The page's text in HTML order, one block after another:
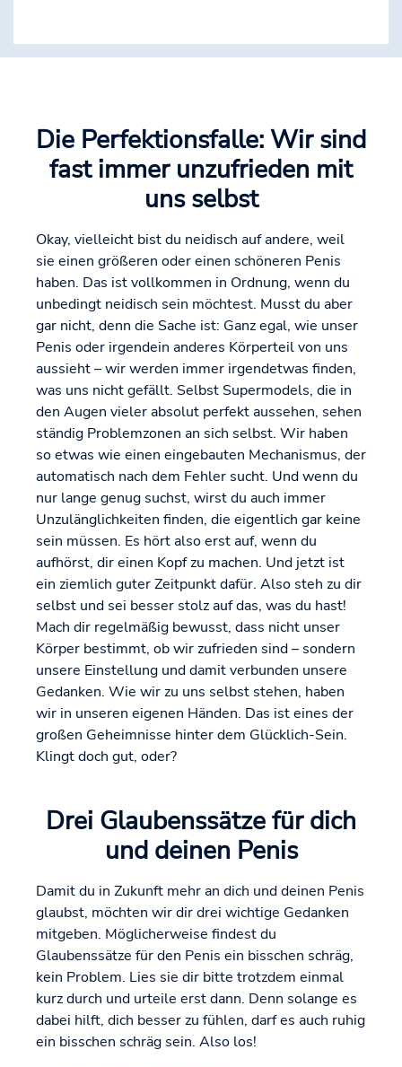
Die Perfektionsfalle: Wir sind
fast immer unzufrieden mit
uns selbst
Okay, vielleicht bist du neidisch auf andere, weil
sie einen größeren oder einen schöneren Penis
haben. Das ist vollkommen in Ordnung, wenn du
unbedingt neidisch sein möchtest. Musst du aber
gar nicht, denn die Sache ist: Ganz egal, wie unser
Penis oder irgendein anderes Körperteil von uns
aussieht – wir werden immer irgendetwas finden,
was uns nicht gefällt. Selbst Supermodels, die in
den Augen vieler absolut perfekt aussehen, sehen
ständig Problemzonen an sich selbst. Wir haben
so etwas wie einen eingebauten Mechanismus, der
automatisch nach dem Fehler sucht. Und wenn du
nur lange genug suchst, wirst du auch immer
Unzulänglichkeiten finden, die eigentlich gar keine
sein müssen. Es hört also erst auf, wenn du
aufhörst, dir einen Kopf zu machen. Und jetzt ist
ein ziemlich guter Zeitpunkt dafür. Also steh zu dir
selbst und sei besser stolz auf das, was du hast!
Mach dir regelmäßig bewusst, dass nicht unser
Körper bestimmt, ob wir zufrieden sind – sondern
unsere Einstellung und damit verbunden unsere
Gedanken. Wie wir zu uns selbst stehen, haben
wir in unseren eigenen Händen. Das ist eines der
großen Geheimnisse hinter dem Glücklich-Sein.
Klingt doch gut, oder?
Drei Glaubenssätze für dich
und deinen Penis
Damit du in Zukunft mehr an dich und deinen Penis
glaubst, möchten wir dir drei wichtige Gedanken
mitgeben. Möglicherweise findest du
Glaubenssätze für den Penis ein bisschen schräg,
kein Problem. Lies sie dir bitte trotzdem einmal
kurz durch und urteile erst dann. Denn solange es
dabei hilft, dich besser zu fühlen, darf es auch ruhig
ein bisschen schräg sein. Also los!